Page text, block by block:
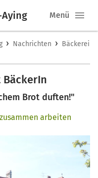
Menü
› Nachrichten › Bäckerei
Brot duften!"
arbeiten